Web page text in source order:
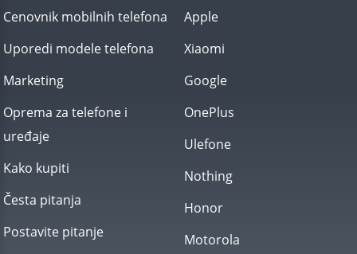
Cenovnik mobilnih telefona
Uporedi modele telefona
Marketing
Oprema za telefone i
uređaje
Kako kupiti
Česta pitanja
Postavite pitanje
Apple
Xiaomi
Google
OnePlus
Ulefone
Nothing
Honor
Motorola